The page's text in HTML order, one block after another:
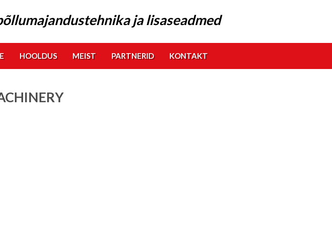
ja lisaseadmed
HOOLDUS MEIST PARTNERID KONTAKT